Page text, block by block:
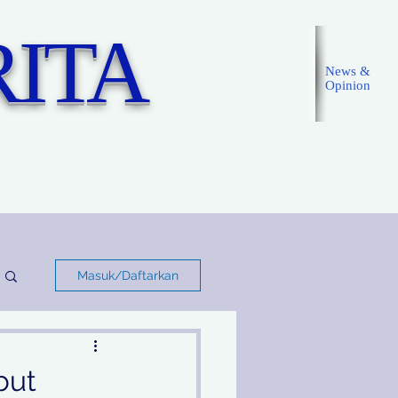
News &
Opinion
Masuk/Daftarkan